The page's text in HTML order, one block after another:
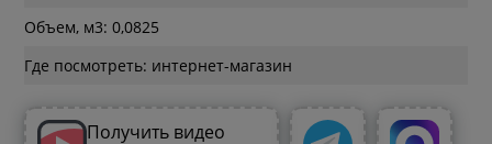
Объем, м3: 0,0825
Где посмотреть: интернет-магазин
Получить видео